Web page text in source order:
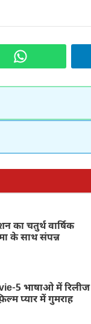
का चतुर्थ वार्षिक
के साथ संपन्न
5 भाषाओ में रिलीज
प्यार में गुमराह